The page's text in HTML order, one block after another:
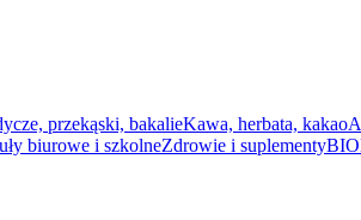
przekąski, bakalieKawa, herbata, kakao
biurowe i szkolneZdrowie i suplementyBIO